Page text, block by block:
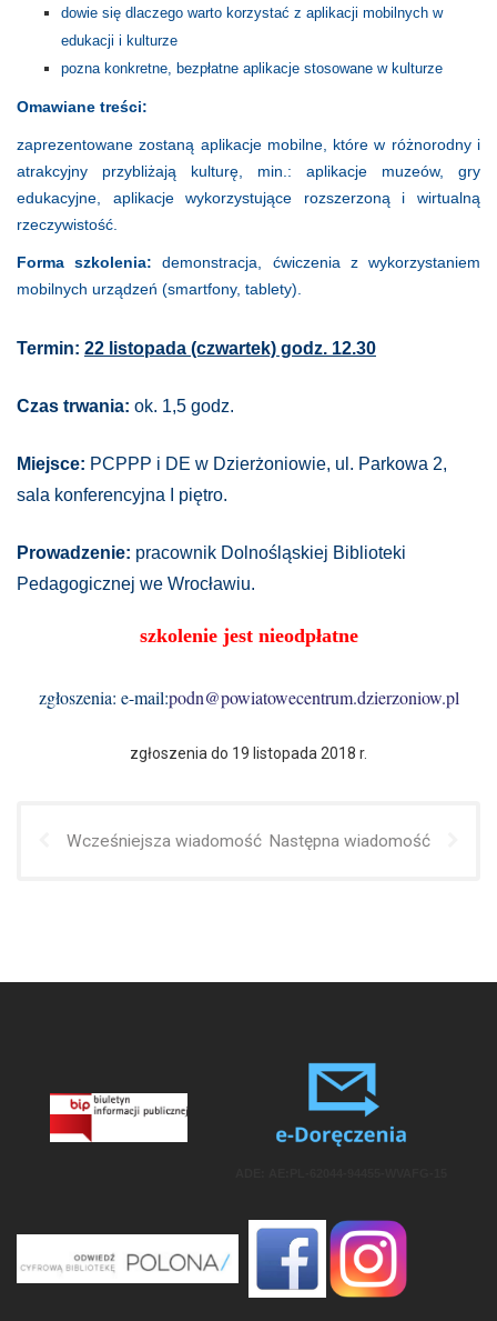
dowie się dlaczego warto korzystać z aplikacji mobilnych w
edukacji i kulturze
pozna konkretne, bezpłatne aplikacje stosowane w kulturze
Omawiane treści:
zaprezentowane zostaną aplikacje mobilne, które w różnorodny i
atrakcyjny przybliżają kulturę, min.: aplikacje muzeów, gry
edukacyjne, aplikacje wykorzystujące rozszerzoną i wirtualną
rzeczywistość.
Forma szkolenia: demonstracja, ćwiczenia z wykorzystaniem
mobilnych urządzeń (smartfony, tablety).
Termin: 22 listopada (czwartek) godz. 12.30
Czas trwania: ok. 1,5 godz.
Miejsce: PCPPP i DE w Dzierżoniowie, ul. Parkowa 2,
sala konferencyjna I piętro.
Prowadzenie: pracownik Dolnośląskiej Biblioteki
Pedagogicznej we Wrocławiu.
szkolenie jest nieodpłatne
zgłoszenia: e-mail:podn@powiatowecentrum.dzierzoniow.pl
zgłoszenia do 19 listopada 2018 r.
Wcześniejsza wiadomość Następna wiadomość